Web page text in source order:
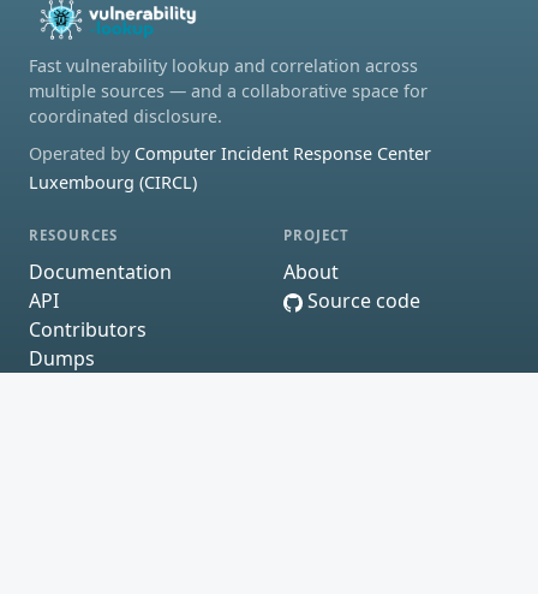
Fast vulnerability lookup and correlation across
multiple sources — and a collaborative space for
coordinated disclosure.
Operated by Computer Incident Response Center
Luxembourg (CIRCL)
RESOURCES
Documentation
API
Contributors
Dumps
PROJECT
About
Source code